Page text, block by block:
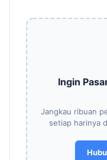
Ingin
Jangkau ribuan
setiap harinya